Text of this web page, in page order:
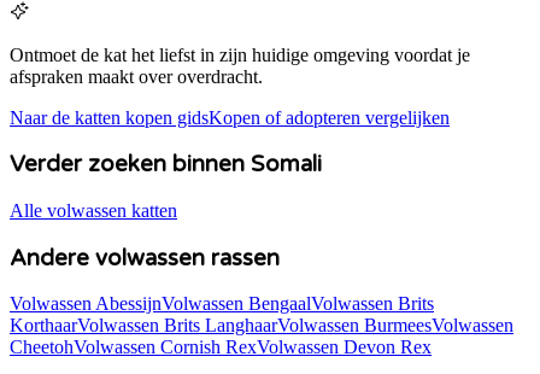
Ontmoet de kat het liefst in zijn huidige omgeving voordat je
afspraken maakt over overdracht.
Naar de katten kopen gidsKopen of adopteren vergelijken
Verder zoeken binnen Somali
Alle volwassen katten
Andere volwassen rassen
Volwassen AbessijnVolwassen BengaalVolwassen Brits
KorthaarVolwassen Brits LanghaarVolwassen BurmeesVolwassen
CheetohVolwassen Cornish RexVolwassen Devon Rex